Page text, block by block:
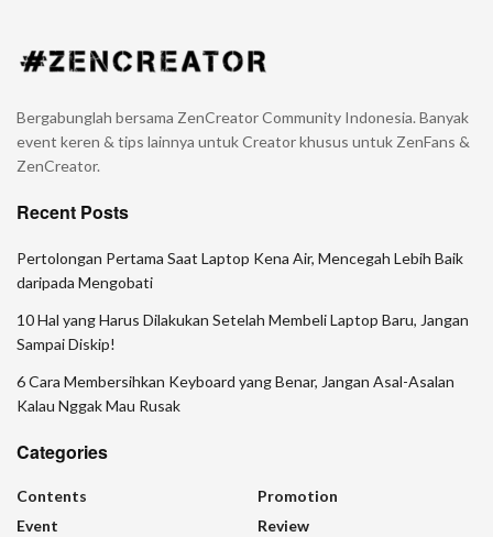
Bergabunglah bersama ZenCreator Community Indonesia. Banyak
event keren & tips lainnya untuk Creator khusus untuk ZenFans &
ZenCreator.
Recent Posts
Pertolongan Pertama Saat Laptop Kena Air, Mencegah Lebih Baik
daripada Mengobati
10 Hal yang Harus Dilakukan Setelah Membeli Laptop Baru, Jangan
Sampai Diskip!
6 Cara Membersihkan Keyboard yang Benar, Jangan Asal-Asalan
Kalau Nggak Mau Rusak
Categories
Contents
Event
Promotion
Review